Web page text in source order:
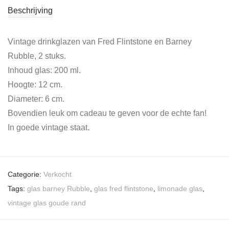
Beschrijving
Vintage drinkglazen van Fred Flintstone en Barney
Rubble, 2 stuks.
Inhoud glas: 200 ml.
Hoogte: 12 cm.
Diameter: 6 cm.
Bovendien leuk om cadeau te geven voor de echte fan!
In goede vintage staat.
Categorie: Verkocht
Tags: glas barney Rubble glas fred flintstone limonade glas
vintage glas goude rand